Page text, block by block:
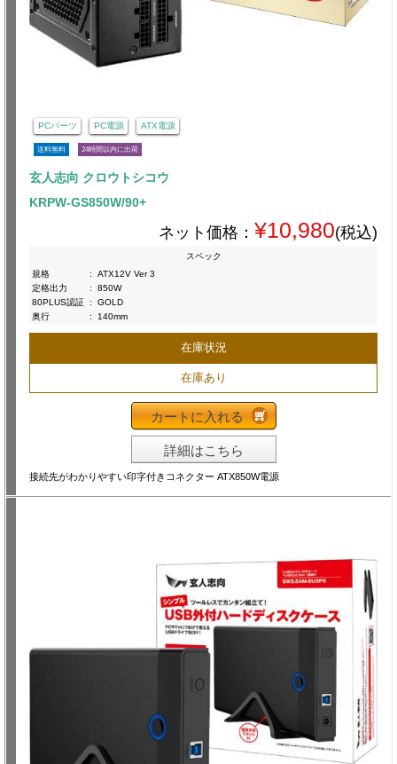
PCパーツ PC電源 ATX電源
送料無料 24時間以内に出荷
玄人志向 クロウトシコウ
KRPW-GS850W/90+
ネット価格： ¥10,980(税込)
スペック
規格
:
ATX12V Ver 3
定格出力
:
850W
80PLUS認証 :
GOLD
奥行
: 140mm
在庫状況
在庫あり
カートに入れる
詳細はこちら
接続先がわかりやすい印字付きコネクター ATX850W電源